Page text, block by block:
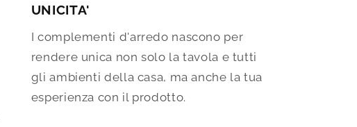
UNICITA'
I complementi d'arredo nascono per
rendere unica non solo la tavola e tutti
gli ambienti della casa, ma anche la tua
esperienza con il prodotto.